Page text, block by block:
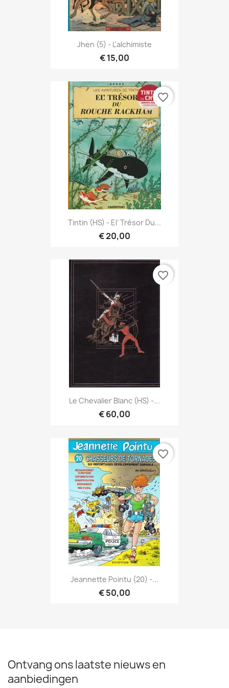
Jhen (5) - L'alchimiste
€ 15,00
Tintin (HS) - El' Trésor Du...
€ 20,00
favorite_border
Le Chevalier Blanc (HS) -...
€ 60,00
favorite_border
Jeannette Pointu (20) -...
€ 50,00
favorite_border
Ontvang ons laatste nieuws en
aanbiedingen